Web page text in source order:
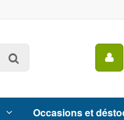
Occasions et